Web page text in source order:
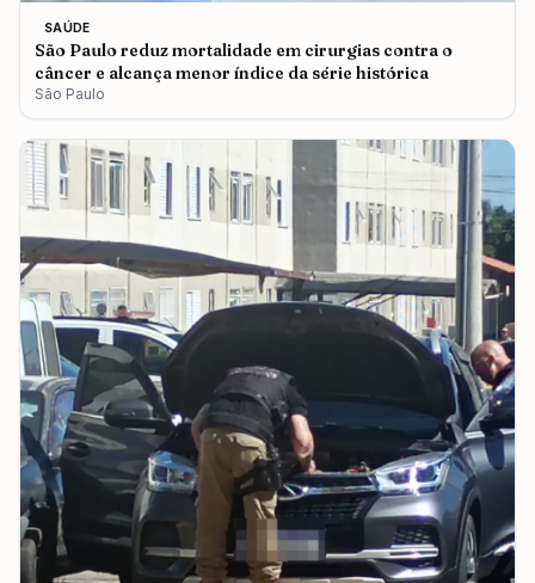
SAÚDE
São Paulo reduz mortalidade em cirurgias contra o
câncer e alcança menor índice da série histórica
São Paulo